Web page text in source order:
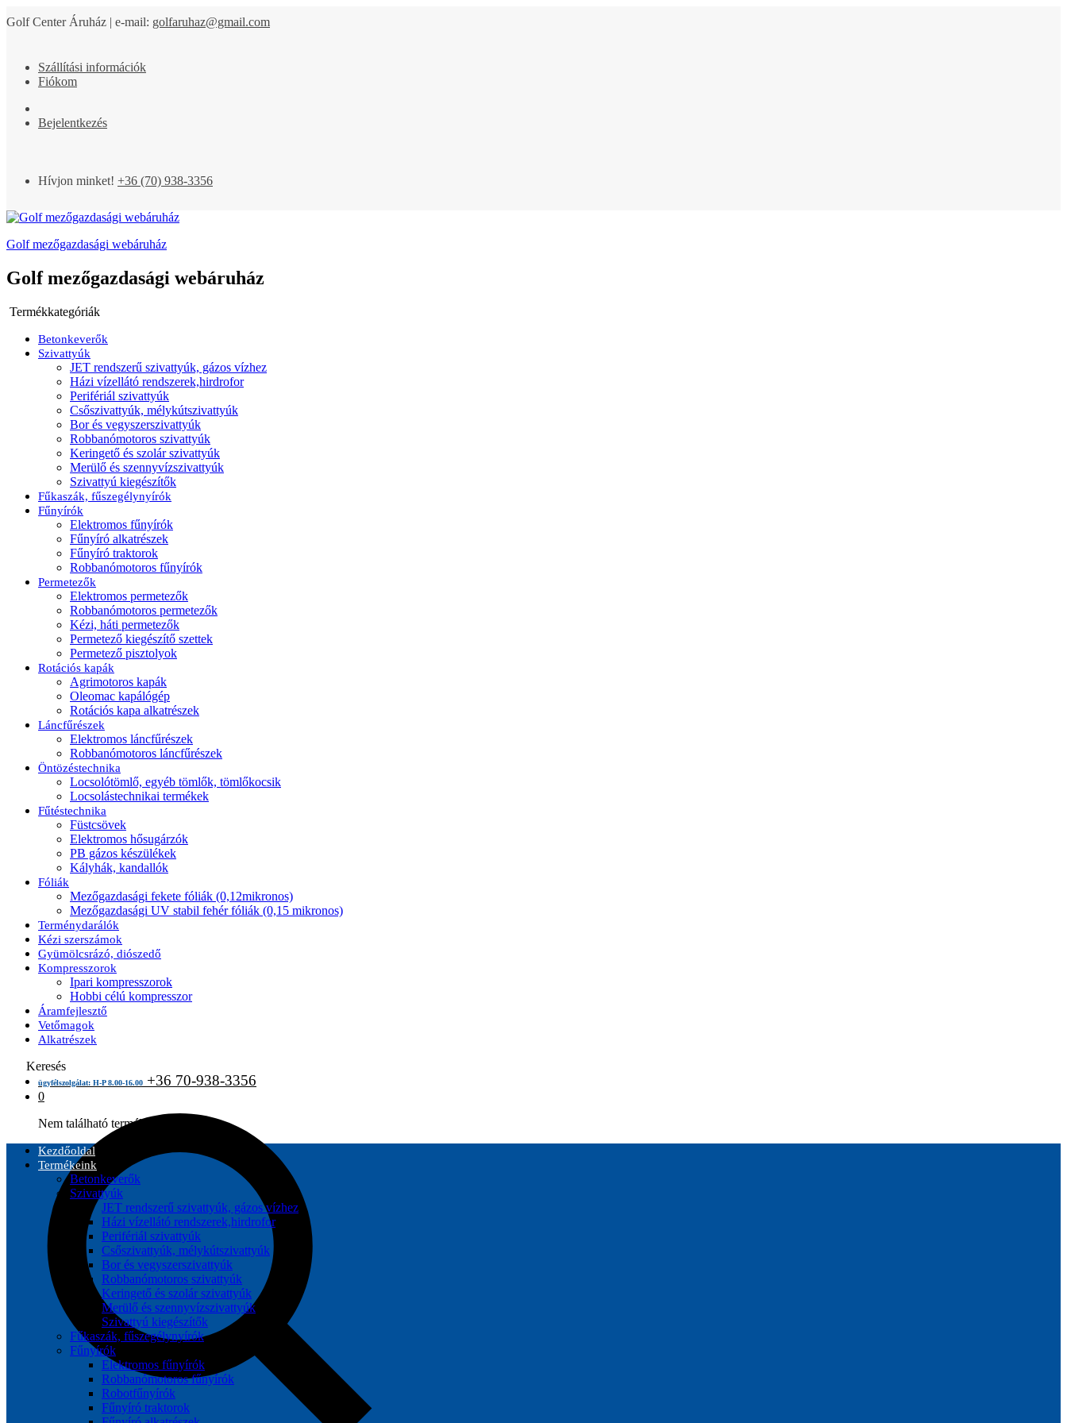
Golf Center Áruház | e-mail: golfaruhaz@gmail.com
Szállítási információk
Fiókom
Bejelentkezés
Hívjon minket! +36 (70) 938-3356
Golf mezőgazdasági webáruház
Golf mezőgazdasági webáruház
Termékkategóriák
Betonkeverők
Szivattyúk
JET rendszerű szivattyúk, gázos vízhez
Házi vízellátó rendszerek,hirdrofor
Perifériál szivattyúk
Csőszivattyúk, mélykútszivattyúk
Bor és vegyszerszivattyúk
Robbanómotoros szivattyúk
Keringető és szolár szivattyúk
Merülő és szennyvízszivattyúk
Szivattyú kiegészítők
Fűkaszák, fűszegélynyírók
Fűnyírók
Elektromos fűnyírók
Fűnyíró alkatrészek
Fűnyíró traktorok
Robbanómotoros fűnyírók
Permetezők
Elektromos permetezők
Robbanómotoros permetezők
Kézi, háti permetezők
Permetező kiegészítő szettek
Permetező pisztolyok
Rotációs kapák
Agrimotoros kapák
Oleomac kapálógép
Rotációs kapa alkatrészek
Láncfűrészek
Elektromos láncfűrészek
Robbanómotoros láncfűrészek
Öntözéstechnika
Locsolótömlő, egyéb tömlők, tömlőkocsik
Locsolástechnikai termékek
Fűtéstechnika
Füstcsövek
Elektromos hősugárzók
PB gázos készülékek
Kályhák, kandallók
Fóliák
Mezőgazdasági fekete fóliák (0,12mikronos)
Mezőgazdasági UV stabil fehér fóliák (0,15 mikronos)
Terménydarálók
Kézi szerszámok
Gyümölcsrázó, diószedő
Kompresszorok
Ipari kompresszorok
Hobbi célú kompresszor
Áramfejlesztő
Vetőmagok
Alkatrészek
Keresés
ügyfélszolgálat: H-P 8.00-16.00 +36 70-938-3356
0
Nem található termék a kosárban.
Kezdőoldal
Termékeink
Betonkeverők
Szivattyúk
JET rendszerű szivattyúk, gázos vízhez
Házi vízellátó rendszerek,hirdrofor
Perifériál szivattyúk
Csőszivattyúk, mélykútszivattyúk
Bor és vegyszerszivattyúk
Robbanómotoros szivattyúk
Keringető és szolár szivattyúk
Merülő és szennyvízszivattyúk
Szivattyú kiegészítők
Fűkaszák, fűszegélynyírók
Fűnyírók
Elektromos fűnyírók
Robbanómotoros fűnyírók
Robotfűnyírók
Fűnyíró traktorok